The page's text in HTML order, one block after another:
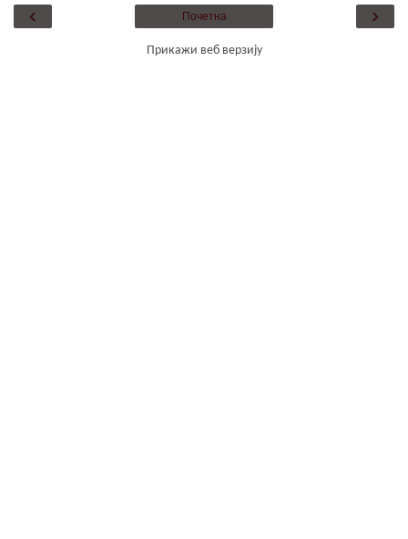
‹ ›
Почетна
Прикажи веб верзију